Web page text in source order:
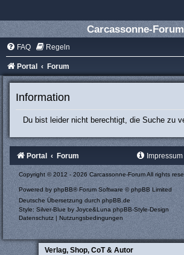
Carcassonne-Forum
FAQ Regeln
Portal Forum
Information
Du bist leider nicht berechtigt, die Suche zu
Portal Forum Impressum
Copyright © 2012 - 2026 Carcassonne-Forum All rights
Powered by phpBB® Forum Software © phpBB Limited
Deutsche Übersetzung durch phpBB.de
Style: Silver-Blue by Joyce&LunaphpBB-Style-Design
Datenschutz | Nutzungsbedingungen
Verlag, Shop, CoT & Autor